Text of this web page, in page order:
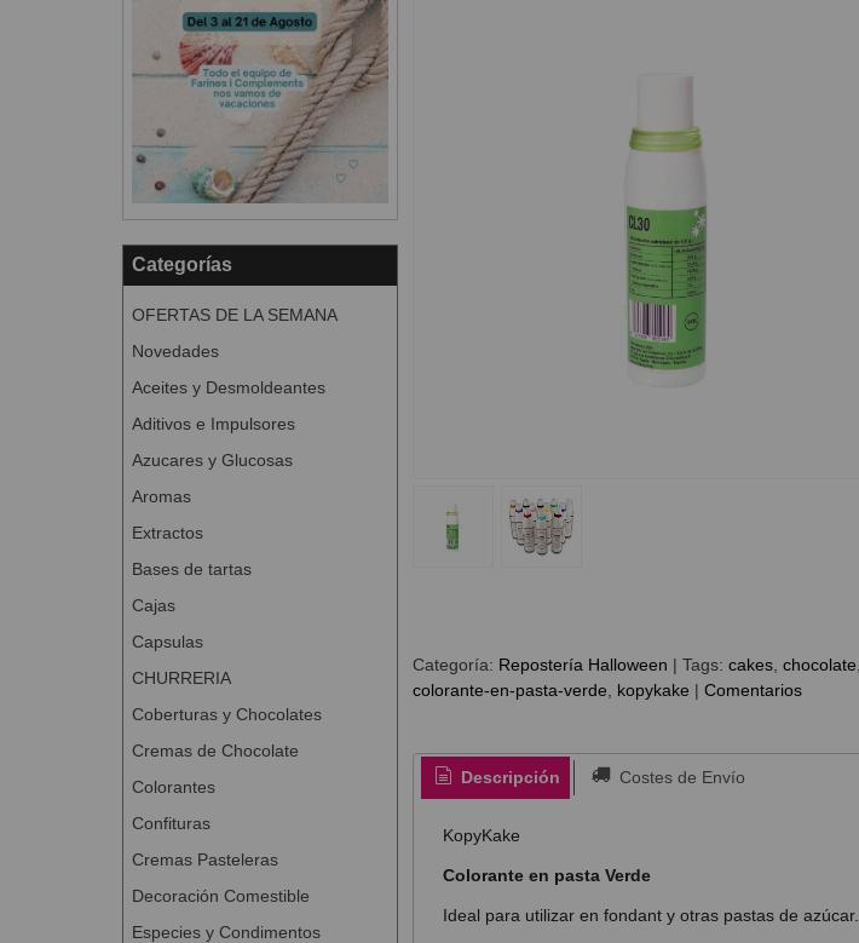
Categorías
OFERTAS DE LA SEMANA
Novedades
Aceites y Desmoldeantes
Aditivos e Impulsores
Azucares y Glucosas
Aromas
Extractos
Bases de tartas
Cajas
Capsulas
CHURRERIA
Coberturas y Chocolates
Cremas de Chocolate
Colorantes
Confituras
Cremas Pasteleras
Decoración Comestible
Especies y Condimentos
Categoría: Repostería Halloween | Tags: cakes chocolate
colorante-en-pasta-verde
kopykake | Comentarios
Descripción Costes de Envío
KopyKake
Colorante en pasta Verde
Ideal para utilizar en fondant y otras pastas de azúcar.